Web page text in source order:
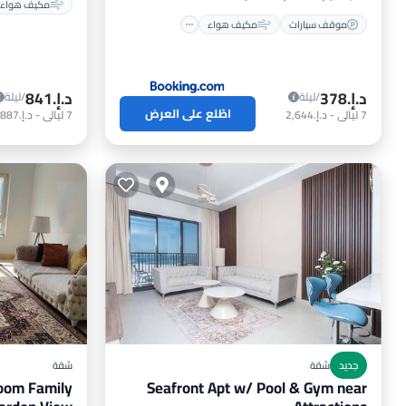
موقف سيارات
مكيف هواء
د.إ.‏378
/ليلة
7ليالي- د.إ.‏2,644 اطّلع على العرض
مكيف هواء
د.إ.‏841
/ليلة
7ليالي- د.إ.‏5,887
جديد شقة
Seafront Apt w/ Pool & Gym near
شقة
Family